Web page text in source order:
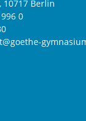
10717 Berlin
0